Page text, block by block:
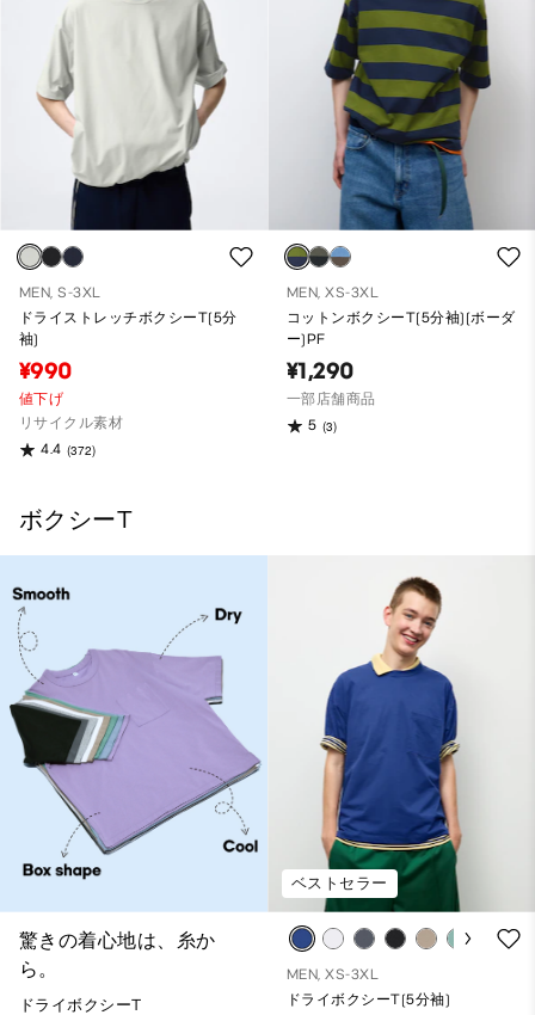
MEN, S-3XL
ドライストレッチボクシーT(5分
袖)
¥990
値下げ
リサイクル素材
4.4 (372)
MEN, XS-3XL
コットンボクシーT(5分袖)(ボーダ
ー)PF
¥1,290
一部店舗商品
5 (3)
ボクシーT
驚きの着心地は、糸か
ら。
ドライボクシーT
ベストセラー
MEN, XS-3XL
ドライボクシーT(5分袖)